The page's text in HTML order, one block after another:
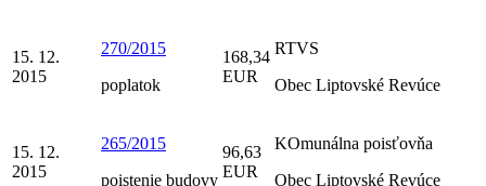
15. 12.
2015
270/2015
poplatok
168,34
EUR
RTVS
Obec Liptovské Revúce
15. 12.
2015
265/2015
poistenie budovy
96,63
EUR
KOmunálna poisťovňa
Obec Liptovské Revúce